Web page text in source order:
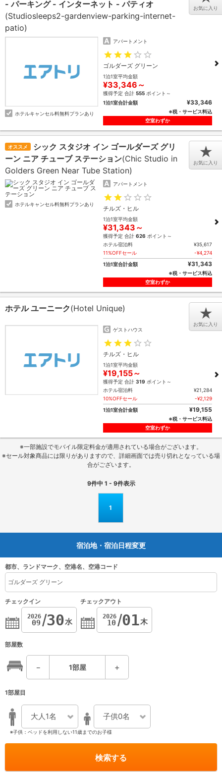
- パーキング - インターネット - パティオ
(Studiosleeps2-gardenview-parking-internet-
patio)
ホテルキャンセル料無料プランあり
アパートメント
ゴルダーズ グリーン
1泊1室平均金額
¥33,346～
獲得予定 合計 555 ポイント～
1泊1室合計金額
¥33,346
※税・サービス料込
空室わずか
お気に入り
オススメ
シック スタジオ イン ゴールダーズ グリ
ーン ニア チューブ ステーション(Chic Studio in
Golders Green Near Tube Station)
ホテルキャンセル料無料プランあり
アパートメント
チルズ・ヒル
1泊1室平均金額
¥31,343～
獲得予定 合計 626 ポイント～
ホテル宿泊料
¥35,617
11%OFFセール
-¥4,274
1泊1室合計金額
¥31,343
※税・サービス料込
空室わずか
★
お気に入り
ホテル ユーニーク(Hotel Unique)
ゲストハウス
チルズ・ヒル
1泊1室平均金額
¥19,155～
獲得予定 合計 319 ポイント～
ホテル宿泊料
¥21,284
10%OFFセール
-¥2,129
1泊1室合計金額
¥19,155
※税・サービス料込
空室わずか
★
お気に入り
※一部施設でモバイル限定料金が適用されている場合がございます。
※セール対象商品には限りがありますので、詳細画面では売り切れとなっている場
合がございます。
9件中 1 - 9件表示
1
宿泊地・宿泊日程変更
都市、ランドマーク、空港名、空港コード
チェックイン
2026
09 30水
チェックアウト
2026
10 01木
部屋数
－ 1部屋 ＋
1部屋目
大人1名 子供0名
※子供：ベッドを利用しない11歳までのお子様
検索する